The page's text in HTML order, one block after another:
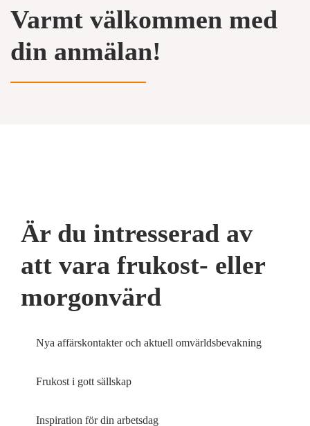
Varmt välkommen med
din anmälan!
Är du intresserad av
att vara frukost- eller
morgonvärd
Nya affärskontakter och aktuell omvärldsbevakning
Frukost i gott sällskap
Inspiration för din arbetsdag